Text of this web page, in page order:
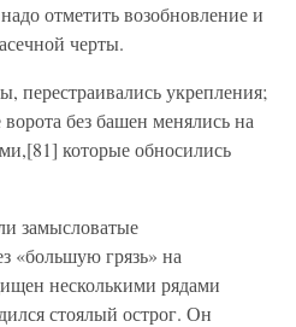
отметить возобновление и
черты.
перестраивались укрепления;
без башен менялись на
которые обносились
замысловатые
«большую грязь» на
несколькими рядами
стоялый острог. Он